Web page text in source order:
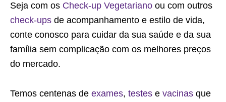
Seja com os Check-up Vegetariano ou com outros
check-ups de acompanhamento e estilo de vida,
conte conosco para cuidar da sua saúde e da sua
família sem complicação com os melhores preços
do mercado.
Temos centenas de exames, testes e vacinas que